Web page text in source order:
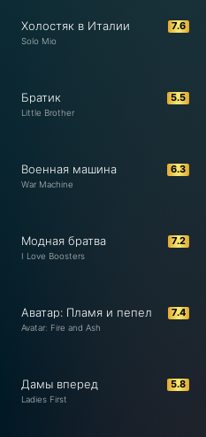
7.6
Холостяк в Италии
Solo Mio
5.5
Братик
Little Brother
6.3
Военная машина
War Machine
7.2
Модная братва
I Love Boosters
7.4
Аватар: Пламя и пепел
Avatar: Fire and Ash
5.8
Дамы вперед
Ladies First